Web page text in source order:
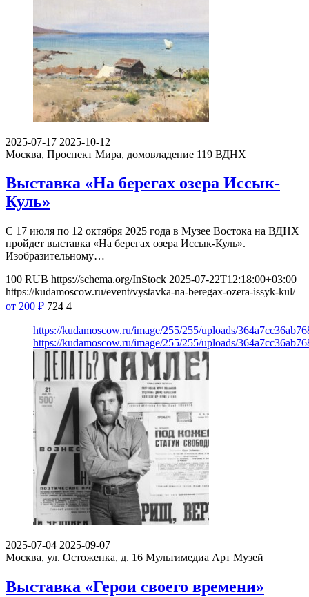
2025-07-17 2025-10-12
Москва, Проспект Мира, домовладение 119 ВДНХ
Выставка «На берегах озера Иссык-
Куль»
С 17 июля по 12 октября 2025 года в Музее Востока на ВДНХ
пройдет выставка «На берегах озера Иссык-Куль».
Изобразительному…
100 RUB https://schema.org/InStock 2025-07-22T12:18:00+03:00
https://kudamoscow.ru/event/vystavka-na-beregax-ozera-issyk-kul/
от 200 ₽ 724 4
https://kudamoscow.ru/image/255/255/uploads/
https://kudamoscow.ru/image/255/255/uploads/
2025-07-04 2025-09-07
Москва, ул. Остоженка, д. 16 Мультимедиа Арт Музей
Выставка «Герои своего времени»